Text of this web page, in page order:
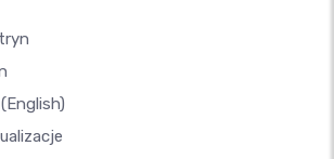
(English)